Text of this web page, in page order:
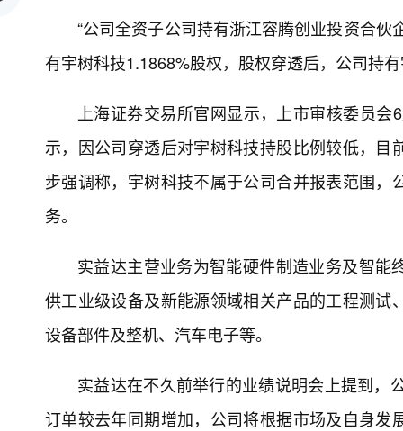
“公司全资子公司持有浙江容腾创业投资合伙
有宇树科技1.1868%股权，股权穿透后，公司持
上海证券交易所官网显示，上市审核委员
示，因公司穿透后对宇树科技持股比例较低，
步强调称，宇树科技不属于公司合并报表范围
务。
实益达主营业务为智能硬件制造业务及智
供工业级设备及新能源领域相关产品的工程测
设备部件及整机、汽车电子等。
实益达在不久前举行的业绩说明会上提到，
订单较去年同期增加，公司将根据市场及自身